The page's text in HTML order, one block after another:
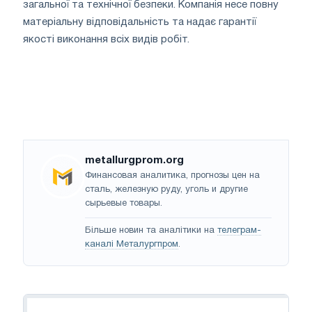
загальної та технічної безпеки. Компанія несе повну
матеріальну відповідальність та надає гарантії
якості виконання всіх видів робіт.
metallurgprom.org
Финансовая аналитика, прогнозы цен на
сталь, железную руду, уголь и другие
сырьевые товары.
Більше новин та аналітики на телеграм-
каналі Металургпром.